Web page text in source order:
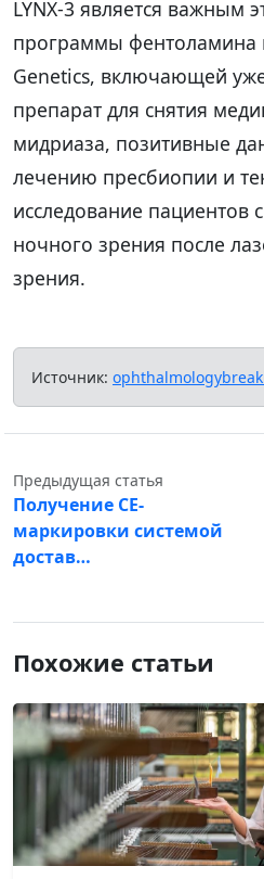
LYNX-3 является важным
программы фентоламина
Genetics, включающей
препарат для снятия
мидриаза, позитивные
лечению пресбиопии и
исследование пациентов
ночного зрения после
зрения.
Источник:
Предыдущая статья
Получение CE-
маркировки системой
достав…
Похожие статьи